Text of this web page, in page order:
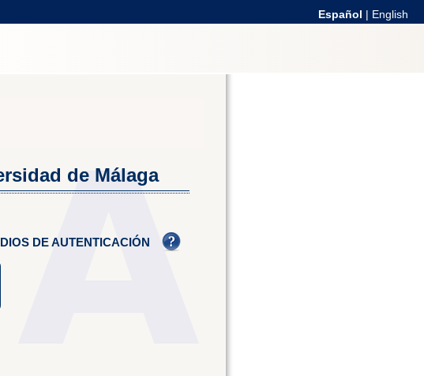
Español | English
de Málaga
DE AUTENTICACIÓN